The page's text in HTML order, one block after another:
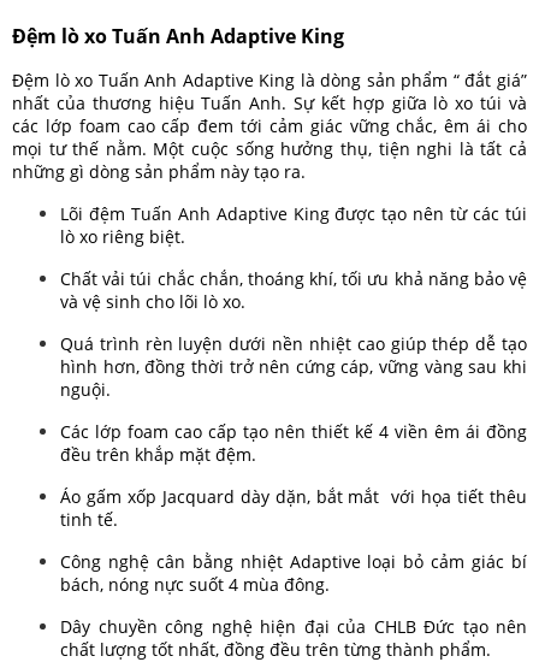
Đệm lò xo Tuấn Anh Adaptive King
Đệm lò xo Tuấn Anh Adaptive King là dòng sản phẩm “ đắt giá”
nhất của thương hiệu Tuấn Anh. Sự kết hợp giữa lò xo túi và
các lớp foam cao cấp đem tới cảm giác vững chắc, êm ái cho
mọi tư thế nằm. Một cuộc sống hưởng thụ, tiện nghi là tất cả
những gì dòng sản phẩm này tạo ra.
Lõi đệm Tuấn Anh Adaptive King được tạo nên từ các túi
lò xo riêng biệt.
Chất vải túi chắc chắn, thoáng khí, tối ưu khả năng bảo vệ
và vệ sinh cho lõi lò xo.
Quá trình rèn luyện dưới nền nhiệt cao giúp thép dễ tạo
hình hơn, đồng thời trở nên cứng cáp, vững vàng sau khi
nguội.
Các lớp foam cao cấp tạo nên thiết kế 4 viền êm ái đồng
đều trên khắp mặt đệm.
Áo gấm xốp Jacquard dày dặn, bắt mắt với họa tiết thêu
tinh tế.
Công nghệ cân bằng nhiệt Adaptive loại bỏ cảm giác bí
bách, nóng nực suốt 4 mùa đông.
Dây chuyền công nghệ hiện đại của CHLB Đức tạo nên
chất lượng tốt nhất, đồng đều trên từng thành phẩm.